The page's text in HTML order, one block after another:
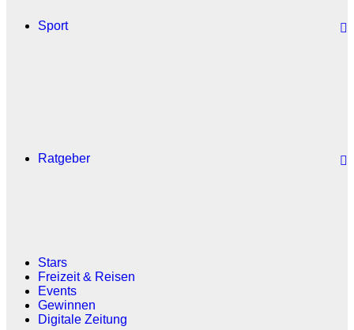
Sport
Ratgeber
Stars
Freizeit & Reisen
Events
Gewinnen
Digitale Zeitung